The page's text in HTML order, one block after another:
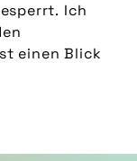
Ich
einen Blick